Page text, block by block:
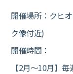
開催場所：クヒ
ク像付近)
開催時間：
【2月～10月】